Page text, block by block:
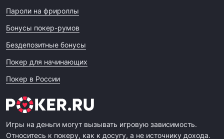
Пароли на фрироллы
Бонусы покер-румов
Бездепозитные бонусы
Покер для начинающих
Покер в России
Игры на деньги могут вызывать игровую зависимость.
Относитесь к покеру, как к досугу, а не источнику дохода.